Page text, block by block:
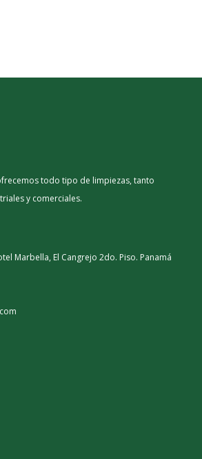
todo tipo de limpiezas, tanto
y comerciales.
Marbella, El Cangrejo 2do. Piso. Panamá